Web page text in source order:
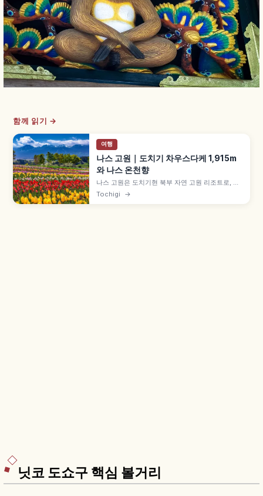
함께 읽기 →
여행
나스 고원｜도치기 차우스다케 1,915m
와 나스 온천향
나스 고원은 도치기현 북부 자연 고원 리조트로, 봄
철쭉·여름 피서·가을 단풍·겨울 설경 사계절 풍경을
즐길 수 있습니다. 차우스다케 활화산 해발 1,915m,
Tochigi →
닛코 도쇼구 핵심 볼거리